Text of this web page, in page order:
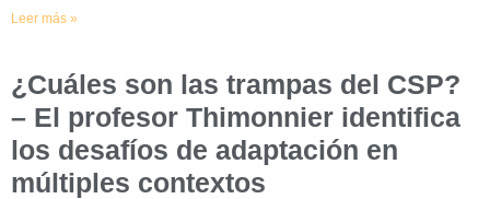
Leer más »
¿Cuáles son las trampas del CSP?
– El profesor Thimonnier identifica
los desafíos de adaptación en
múltiples contextos